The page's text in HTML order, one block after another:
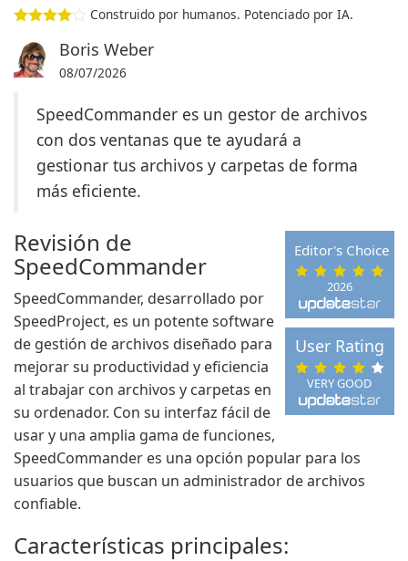
Construido por humanos. Potenciado por IA.
Boris Weber
08/07/2026
SpeedCommander es un gestor de archivos
con dos ventanas que te ayudará a
gestionar tus archivos y carpetas de forma
más eficiente.
2026
Editor's Choice
VERY GOOD
User Rating
Revisión de
SpeedCommander
SpeedCommander, desarrollado por
SpeedProject, es un potente software
de gestión de archivos diseñado para
mejorar su productividad y eficiencia
al trabajar con archivos y carpetas en
su ordenador. Con su interfaz fácil de
usar y una amplia gama de funciones,
SpeedCommander es una opción popular para los
usuarios que buscan un administrador de archivos
confiable.
Características principales: